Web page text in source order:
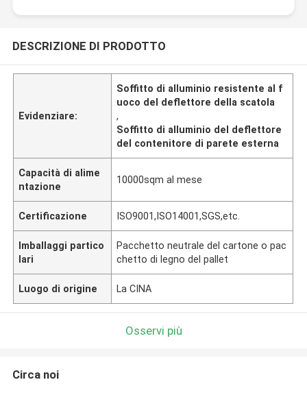
DESCRIZIONE DI PRODOTTO
Evidenziare:
Soffitto di alluminio resistente al f
uoco del deflettore della scatola
,
Soffitto di alluminio del deflettore
del contenitore di parete esterna
Capacità di alime
ntazione
10000sqm al mese
Certificazione ISO9001,ISO14001,SGS,etc.
Imballaggi partico
lari
Pacchetto neutrale del cartone o pac
chetto di legno del pallet
Luogo di origine La CINA
Osservi più
Circa noi